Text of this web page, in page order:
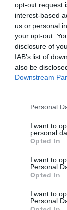
opt-out request
interest-based
us or personal
your opt-out.
disclosure of
IAB’s list of
also be
Downstream
Personal
I want to
personal
Opted In
I want to
Personal
Opted In
I want to
Personal
Η συνάντηση
πολύτιμη
το πρώτο
Μυτιλήνης
Δείτε
ΣΤΗΝ